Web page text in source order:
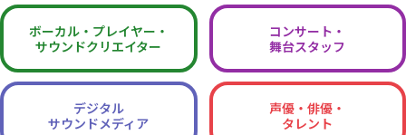
ボーカル・ プレイヤー・
サウンドクリエイター
コンサート・
舞台スタッフ
デジタル
サウンドメディア
声優・俳優・
タレント